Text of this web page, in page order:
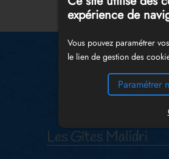
Les Gîtes Malidri
expérience de
Vous pouvez paramétrer
le lien de gestion des
Paramétrer